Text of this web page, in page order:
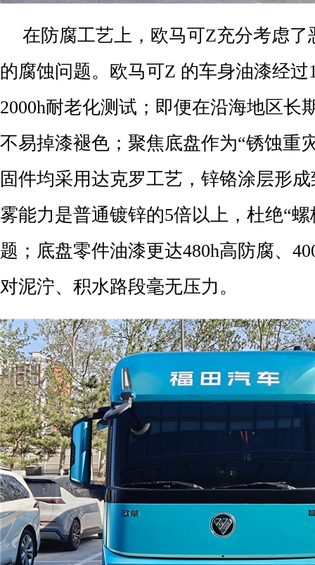
在防腐工艺上，欧马可Z充分考虑了
的腐蚀问题。欧马可Z 的车身油漆经过
2000h耐老化测试；即便在沿海地区长
不易掉漆褪色；聚焦底盘作为“锈蚀重
固件均采用达克罗工艺，锌铬涂层形
雾能力是普通镀锌的5倍以上，杜绝“
题；底盘零件油漆更达480h高防腐、
对泥泞、积水路段毫无压力。